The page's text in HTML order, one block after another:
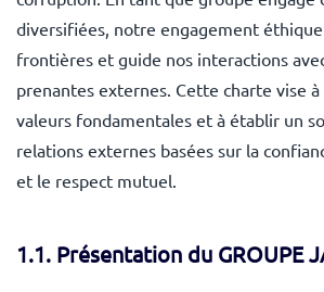
diversifiées, notre engagement
frontières et guide nos interactions
prenantes externes. Cette charte vise
valeurs fondamentales et à établir un
relations externes basées sur la
et le respect mutuel.
1.1. Présentation du GROUPE